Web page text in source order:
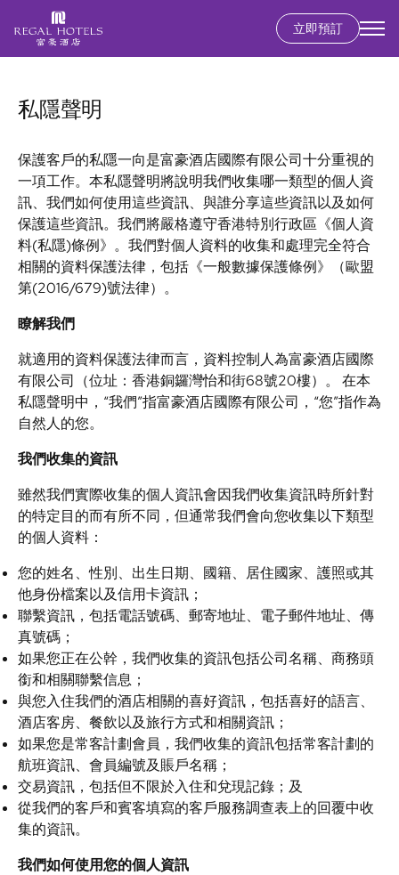
立即預訂
Secondary
menu
私隱聲明
保護客戶的私隱一向是富豪酒店國際有限公司十分重視的
一項工作。本私隱聲明將說明我們收集哪一類型的個人資
訊、我們如何使用這些資訊、與誰分享這些資訊以及如何
保護這些資訊。我們將嚴格遵守香港特別行政區《個人資
料(私隱)條例》。我們對個人資料的收集和處理完全符合
相關的資料保護法律，包括《一般數據保護條例》（歐盟
第(2016/679)號法律）。
瞭解我們
就適用的資料保護法律而言，資料控制人為富豪酒店國際
有限公司（位址：香港銅鑼灣怡和街68號20樓）。
在本
私隱聲明中，“我們”指富豪酒店國際有限公司，“您”指作為
自然人的您。
我們收集的資訊
雖然我們實際收集的個人資訊會因我們收集資訊時所針對
的特定目的而有所不同，但通常我們會向您收集以下類型
的個人資料：
您的姓名、性別、出生日期、國籍、居住國家、護照或其
他身份檔案以及信用卡資訊；
聯繫資訊，包括電話號碼、郵寄地址、電子郵件地址、傳
真號碼；
如果您正在公幹，我們收集的資訊包括公司名稱、商務頭
銜和相關聯繫信息；
與您入住我們的酒店相關的喜好資訊，包括喜好的語言、
酒店客房、餐飲以及旅行方式和相關資訊；
如果您是常客計劃會員，我們收集的資訊包括常客計劃的
航班資訊、會員編號及賬戶名稱；
交易資訊，包括但不限於入住和兌現記錄；及
從我們的客戶和賓客填寫的客戶服務調查表上的回覆中收
集的資訊。
我們如何使用您的個人資訊